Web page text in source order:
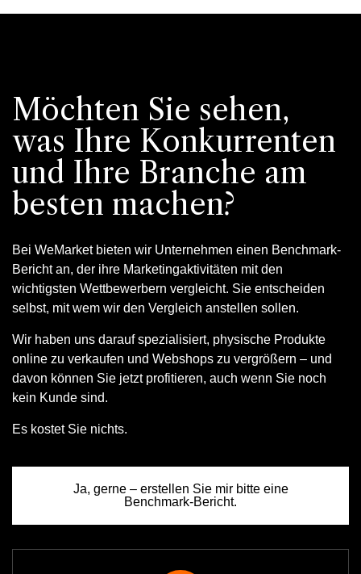
Möchten Sie sehen,
was Ihre Konkurrenten
und Ihre Branche am
besten machen?
Bei WeMarket bieten wir Unternehmen einen Benchmark-
Bericht an, der ihre Marketingaktivitäten mit den
wichtigsten Wettbewerbern vergleicht. Sie entscheiden
selbst, mit wem wir den Vergleich anstellen sollen.
Wir haben uns darauf spezialisiert, physische Produkte
online zu verkaufen und Webshops zu vergrößern – und
davon können Sie jetzt profitieren, auch wenn Sie noch
kein Kunde sind.
Es kostet Sie nichts.
Ja, gerne – erstellen Sie mir bitte eine
Benchmark-Bericht.